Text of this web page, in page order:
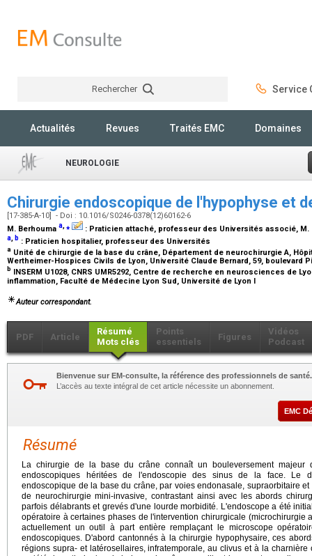
Rechercher Service
Actualités Revues Traités EMC Domaines
NEUROLOGIE
Chirurgie endoscopique de l'hypophyse et
[17-385-A-10] - Doi : 10.1016/S0246-0378(12)60162-6
M. Berhouma a,⁎ : Praticien attaché, professeur des Universités associé,
a b : Praticien hospitalier, professeur des Universités
a Unité de chirurgie de la base du crâne, Département de neurochirurgie A,
Wertheimer-Hospices Civils de Lyon, Université Claude Bernard, 59, boulevard
b INSERM U1028, CNRS UMR5292, Centre de recherche en neurosciences de
inflammation, Faculté de Médecine Lyon Sud, Université de Lyon I
Auteur correspondant.
PDF Article
Résumé
Mots clés
Points
essentiels
Figures
Vidéos
Podcast
Bienvenue sur EM-consulte, la référence des professionnels de santé.
L’accès au texte intégral de cet article nécessite un abonnement.
EMC
Résumé
La chirurgie de la base du crâne connaît un bouleversement majeur
endoscopiques héritées de l'endoscopie des sinus de la face. Le
endoscopique de la base du crâne, par voies endonasale, supraorbitaire
de neurochirurgie mini-invasive, contrastant ainsi avec les abords
parfois délabrants et grevés d'une lourde morbidité. L'endoscope a été
opératoire à certaines phases de l'intervention chirurgicale (microchirurgie
actuellement un outil à part entière remplaçant le microscope
endoscopiques. D'abord cantonnés à la chirurgie hypophysaire, ces
régions supra- et latérosellaires, infratemporale, au clivus et à la